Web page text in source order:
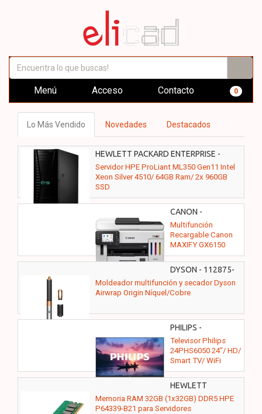
Menú Acceso Contacto 0
Lo Más Vendido Novedades Destacados
HEWLETT PACKARD ENTERPRISE -
P71671-425
Servidor HPE ProLiant ML350 Gen11 Intel
Xeon Silver 4510/ 64GB Ram/ 2x 960GB
SSD
CANON -
6882C006
Multifunción
Recargable Canon
MAXIFY GX6150
MegaTank WiFi/
Dúplex/ Blanca
DYSON - 112875-
01
Moldeador multifunción y secador Dyson
Airwrap Origin Níquel/Cobre
PHILIPS -
24PHS6050/12
Televisor Philips
24PHS6050 24"/ HD/
Smart TV/ WiFi
HEWLETT
PACKARD
ENTERPRISE -
Memoria RAM 32GB (1x32GB) DDR5 HPE
P64339-B21 para Servidores